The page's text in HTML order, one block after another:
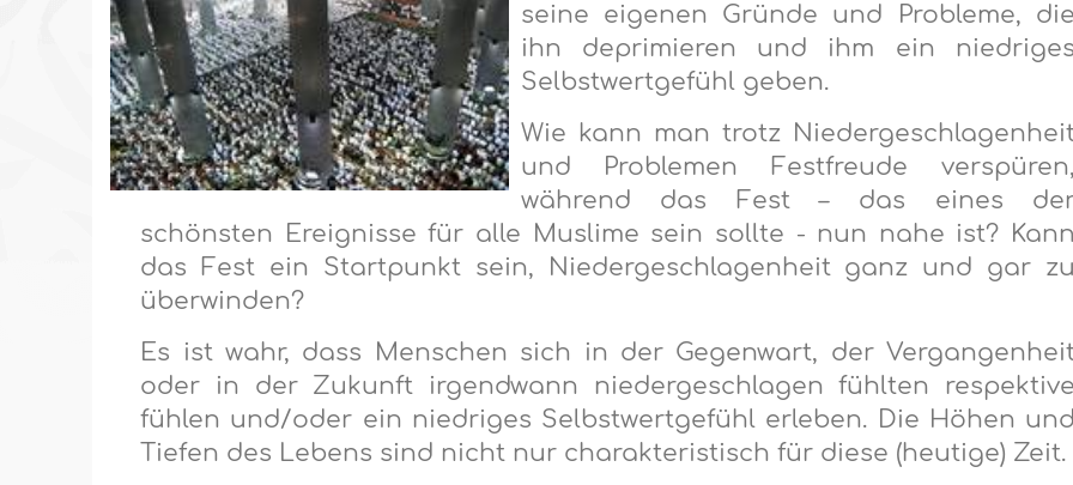
seine eigenen Gründe und Probleme, die
ihn deprimieren und ihm ein niedriges
Selbstwertgefühl geben.
Wie kann man trotz
und Problemen Festfreude verspüren,
während das Fest – das eines
schönsten Ereignisse für alle Muslime sein sollte - nun nahe ist? Kann
das Fest ein Startpunkt sein, Niedergeschlagenheit ganz und gar zu
überwinden?
Es ist wahr, dass Menschen sich in der Gegenwart, der
oder in der Zukunft irgendwann niedergeschlagen fühlten respektive
fühlen und/oder ein niedriges Selbstwertgefühl erleben. Die Höhen und
Tiefen des Lebens sind nicht nur charakteristisch für diese (heutige) Zeit.